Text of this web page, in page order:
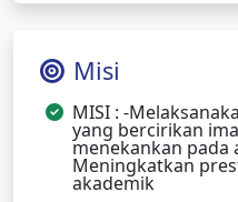
Misi
MISI : -
yang bercirikan
menekankan pada
Meningkatkan
akademik